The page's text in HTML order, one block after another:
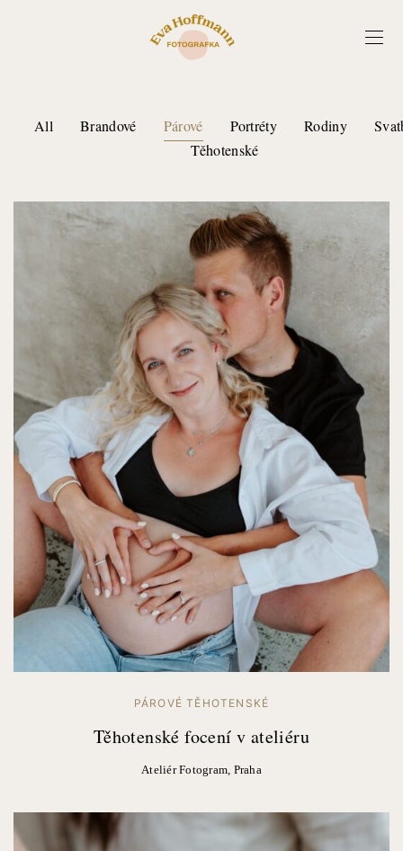
All Brandové Párové Portréty Rodiny
Těhotenské
PÁROVÉ TĚHOTENSKÉ
Těhotenské focení v ateliéru
Ateliér Fotogram, Praha